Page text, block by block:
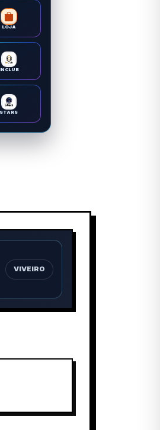
LOJA
INCLUB
STARS
VIVEIRO